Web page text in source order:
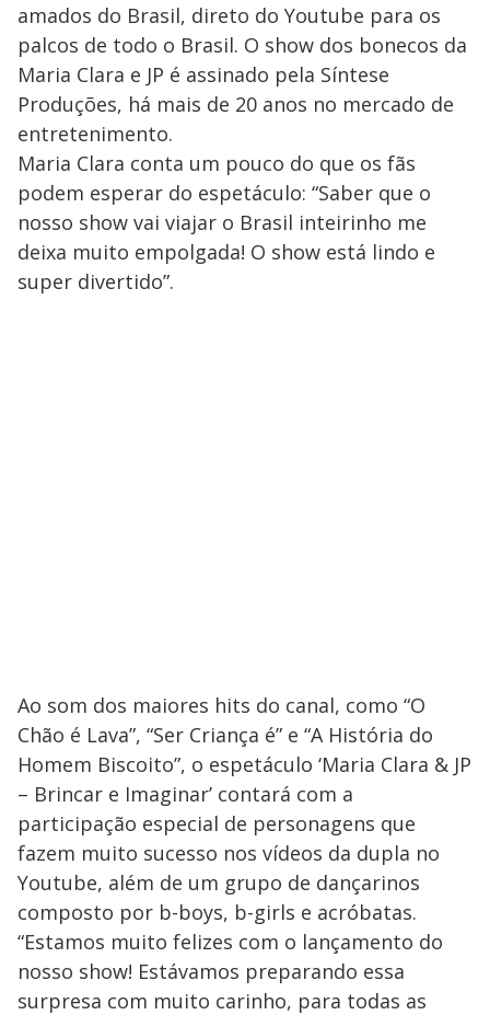
amados do Brasil, direto do Youtube para os
palcos de todo o Brasil. O show dos bonecos da
Maria Clara e JP é assinado pela Síntese
Produções, há mais de 20 anos no mercado de
entretenimento.
Maria Clara conta um pouco do que os fãs
podem esperar do espetáculo: “Saber que o
nosso show vai viajar o Brasil inteirinho me
deixa muito empolgada! O show está lindo e
super divertido”.
Ao som dos maiores hits do canal, como “O
Chão é Lava”, “Ser Criança é” e “A História do
Homem Biscoito”, o espetáculo ‘Maria Clara & JP
– Brincar e Imaginar’ contará com a
participação especial de personagens que
fazem muito sucesso nos vídeos da dupla no
Youtube, além de um grupo de dançarinos
composto por b-boys, b-girls e acróbatas.
“Estamos muito felizes com o lançamento do
nosso show! Estávamos preparando essa
surpresa com muito carinho, para todas as